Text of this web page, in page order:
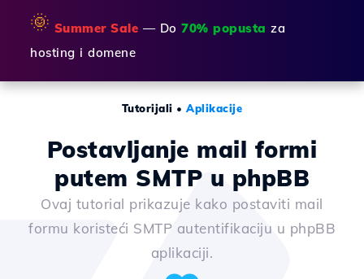
🌞 Summer Sale — Do 70% popusta za
hosting i domene
Tutorijali •Aplikacije
Postavljanje mail formi
putem SMTP u phpBB
Ovaj tutorial prikazuje kako postaviti mail
formu koristeći SMTP autentifikaciju u phpBB
aplikaciji.